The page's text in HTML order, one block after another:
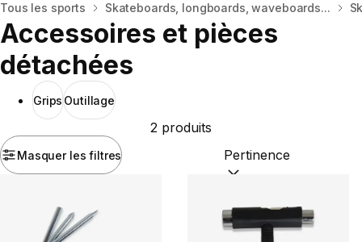
Accueil
Tous les sports Skateboards, longboards, waveboards...
Accessoires et pièces
détachées
Grips Outillage
Masquer les filtres
2 produits
Trier par :(optional)